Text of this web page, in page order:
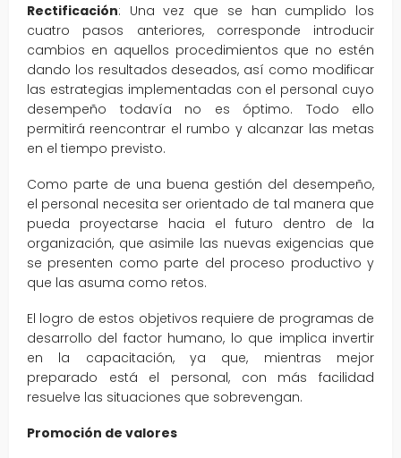
Rectificación: Una vez que se han cumplido los
cuatro pasos anteriores, corresponde introducir
cambios en aquellos procedimientos que no estén
dando los resultados deseados, así como modificar
las estrategias implementadas con el personal cuyo
desempeño todavía no es óptimo. Todo ello
permitirá reencontrar el rumbo y alcanzar las metas
en el tiempo previsto.
Como parte de una buena gestión del desempeño,
el personal necesita ser orientado de tal manera que
pueda proyectarse hacia el futuro dentro de la
organización, que asimile las nuevas exigencias que
se presenten como parte del proceso productivo y
que las asuma como retos.
El logro de estos objetivos requiere de programas de
desarrollo del factor humano, lo que implica invertir
en la capacitación, ya que, mientras mejor
preparado está el personal, con más facilidad
resuelve las situaciones que sobrevengan.
Promoción de valores